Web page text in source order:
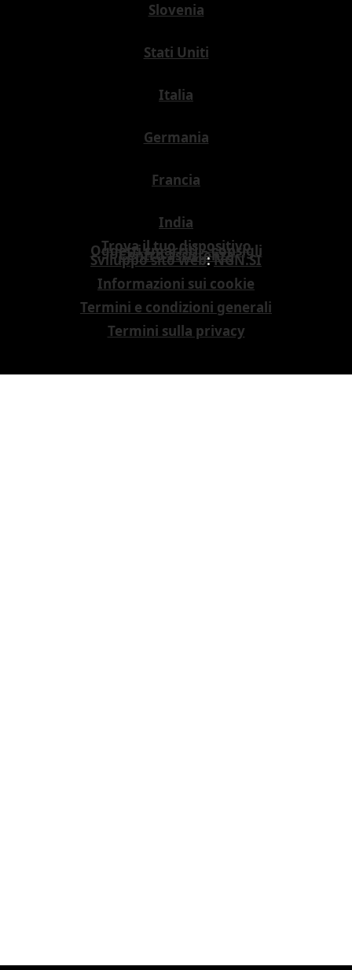
Slovenia
Stati Uniti
Italia
Germania
Francia
India
Trova il tuo dispositivo
Oggetti smarriti – consigli
Centro assistenza
Sviluppo sito web:NGN.SI
Informazioni sui cookie
Termini e condizioni generali
Termini sulla privacy